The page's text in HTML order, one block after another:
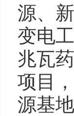
源、
变电
兆瓦
项目
源基